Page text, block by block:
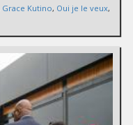
Grace Kutino, Oui je le veux,